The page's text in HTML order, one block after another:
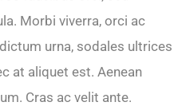
Morbi viverra, orci ac
urna, sodales ultrices
at aliquet est. Aenean
Cras ac velit ante.